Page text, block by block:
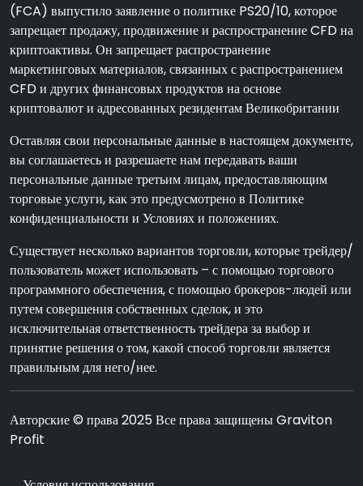
(FCA) выпустило заявление о политике PS20/10, которое
запрещает продажу, продвижение и распространение CFD на
криптоактивы. Он запрещает распространение
маркетинговых материалов, связанных с распространением
CFD и других финансовых продуктов на основе
криптовалют и адресованных резидентам Великобритании
Оставляя свои персональные данные в настоящем документе,
вы соглашаетесь и разрешаете нам передавать ваши
персональные данные третьим лицам, предоставляющим
торговые услуги, как это предусмотрено в Политике
конфиденциальности и Условиях и положениях.
Существует несколько вариантов торговли, которые трейдер/
пользователь может использовать – с помощью торгового
программного обеспечения, с помощью брокеров-людей или
путем совершения собственных сделок, и это
исключительная ответственность трейдера за выбор и
принятие решения о том, какой способ торговли является
правильным для него/нее.
Авторские © права 2025 Все права защищены Graviton
Profit